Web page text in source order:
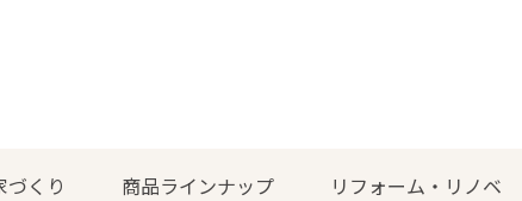
づくり 商品ラインナップ リフォーム・リノベ